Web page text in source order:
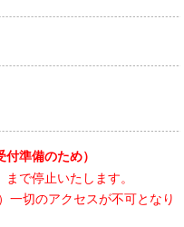
準備のため）
で停止いたします。
一切のアクセスが不可となり